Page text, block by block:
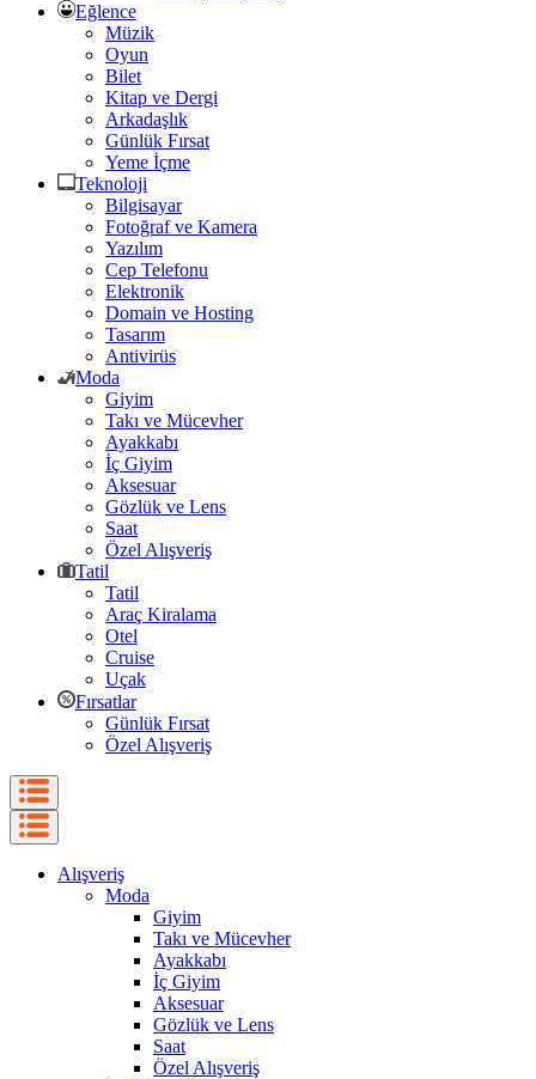
Eğlence
Müzik
Oyun
Bilet
Kitap ve Dergi
Arkadaşlık
Günlük Fırsat
Yeme İçme
Teknoloji
Bilgisayar
Fotoğraf ve Kamera
Yazılım
Cep Telefonu
Elektronik
Domain ve Hosting
Tasarım
Antivirüs
Moda
Giyim
Takı ve Mücevher
Ayakkabı
İç Giyim
Aksesuar
Gözlük ve Lens
Saat
Özel Alışveriş
Tatil
Tatil
Araç Kiralama
Otel
Cruise
Uçak
Fırsatlar
Günlük Fırsat
Özel Alışveriş
Alışveriş
Moda
Giyim
Takı ve Mücevher
Ayakkabı
İç Giyim
Aksesuar
Gözlük ve Lens
Saat
Özel Alışveriş